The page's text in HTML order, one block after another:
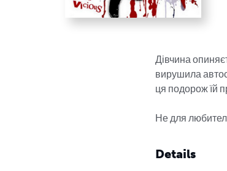
Дівчина
вирушила
ця подорож їй
Не для
Details